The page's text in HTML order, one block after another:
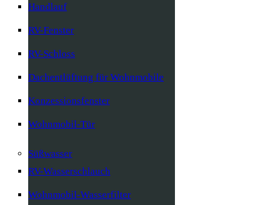
Handlauf
RV-Fenster
RV-Schloss
Dachentlüftung für Wohnmobile
Konzessionsfenster
Wohnmobil-Tür
Süßwasser
RV-Wasserschlauch
Wohnmobil-Wasserfilter